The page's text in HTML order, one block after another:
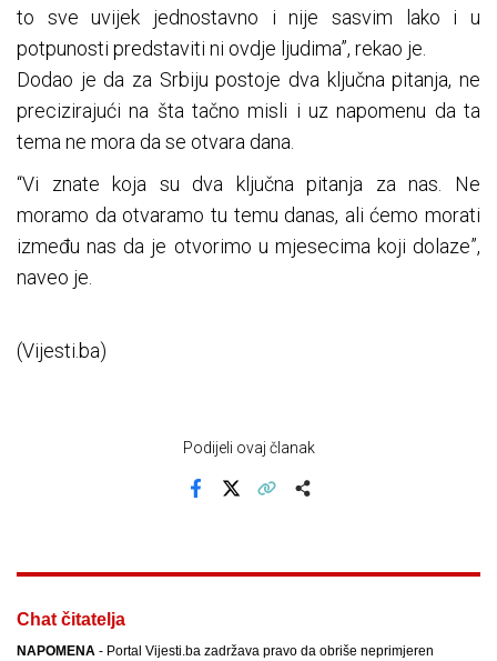
to sve uvijek jednostavno i nije sasvim lako i u
potpunosti predstaviti ni ovdje ljudima”, rekao je.
Dodao je da za Srbiju postoje dva ključna pitanja, ne
precizirajući na šta tačno misli i uz napomenu da ta
tema ne mora da se otvara dana.
“Vi znate koja su dva ključna pitanja za nas. Ne
moramo da otvaramo tu temu danas, ali ćemo morati
između nas da je otvorimo u mjesecima koji dolaze”,
naveo je.
(Vijesti.ba)
Podijeli ovaj članak
Chat čitatelja
NAPOMENA - Portal Vijesti.ba zadržava pravo da obriše neprimjeren